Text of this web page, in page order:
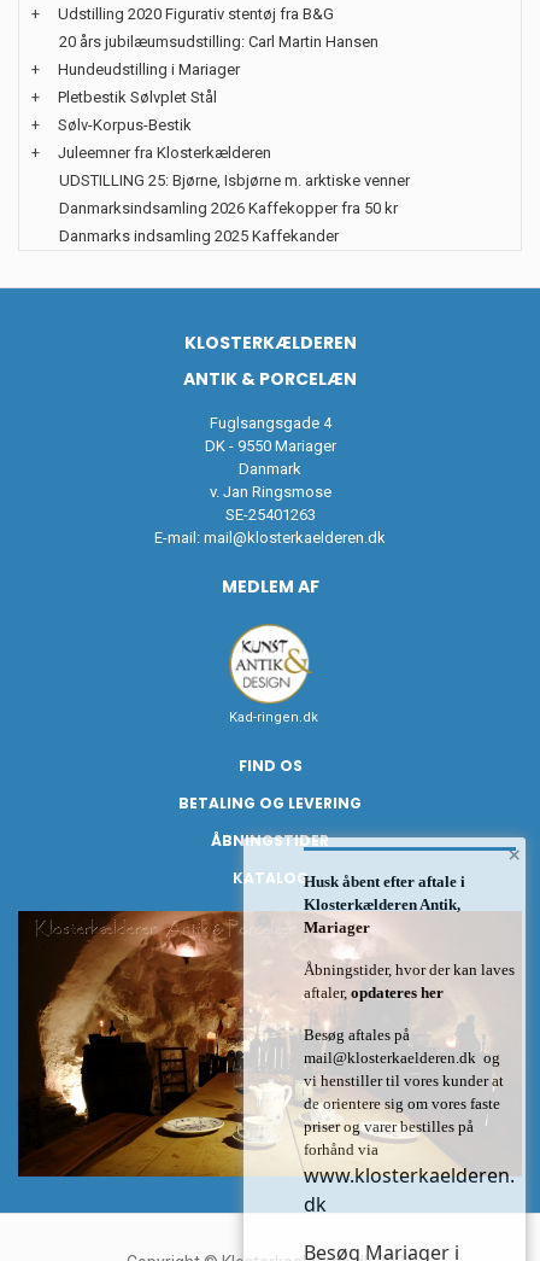
+
Udstilling 2020 Figurativ stentøj fra B&G
20 års jubilæumsudstilling: Carl Martin Hansen
+
Hundeudstilling i Mariager
+
Pletbestik Sølvplet Stål
+
Sølv-Korpus-Bestik
+
Juleemner fra Klosterkælderen
UDSTILLING 25: Bjørne, Isbjørne m. arktiske venner
Danmarksindsamling 2026 Kaffekopper fra 50 kr
Danmarks indsamling 2025 Kaffekander
KLOSTERKÆLDEREN
ANTIK & PORCELÆN
Fuglsangsgade 4
DK - 9550 Mariager
Danmark
v. Jan Ringsmose
SE-25401263
E-mail: mail@klosterkaelderen.dk
MEDLEM AF
Kad-ringen.dk
FIND OS
BETALING OG LEVERING
ÅBNINGSTIDER
KATALOG
×
Husk åbent efter aftale i
Klosterkælderen Antik,
Mariager
Åbningstider, hvor der kan laves
aftaler, opdateres her
Besøg aftales på
mail@klosterkaelderen.dk og
vi henstiller til vores kunder at
de orientere sig om vores faste
priser og varer bestilles på
forhånd via
www.klosterkaelderen.
dk
Besøg Mariager i